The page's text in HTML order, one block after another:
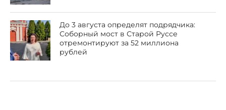
До 3 августа определят подрядчика:
Соборный мост в Старой Руссе
отремонтируют за 52 миллиона
рублей